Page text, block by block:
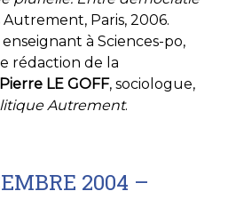
Autrement, Paris, 2006.
enseignant à Sciences-po,
rédaction de la
LE GOFF, sociologue,
Autrement.
2004 –